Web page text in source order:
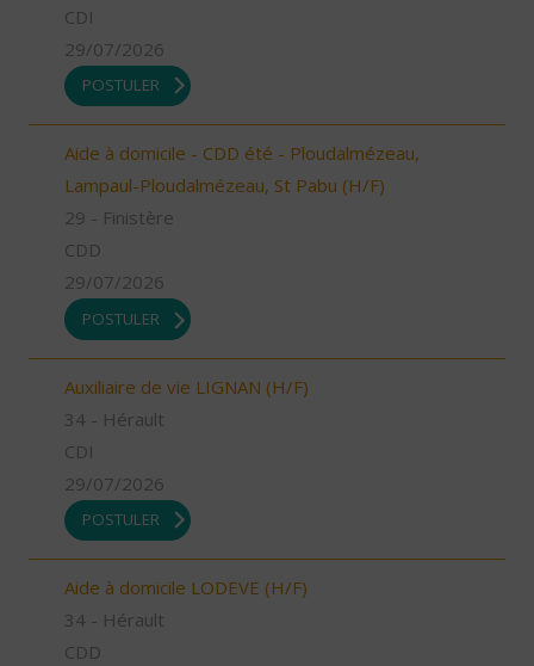
CDI
29/07/2026
POSTULER
Aide à domicile - CDD été - Ploudalmézeau,
Lampaul-Ploudalmézeau, St Pabu (H/F)
29 - Finistère
CDD
29/07/2026
POSTULER
Auxiliaire de vie LIGNAN (H/F)
34 - Hérault
CDI
29/07/2026
POSTULER
Aide à domicile LODEVE (H/F)
34 - Hérault
CDD